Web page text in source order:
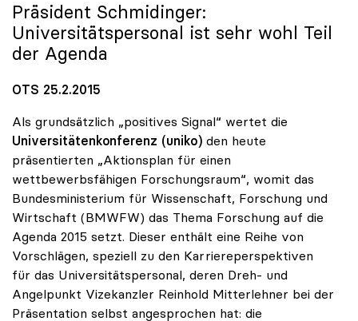
Präsident Schmidinger:
Universitätspersonal ist sehr wohl Teil
der Agenda
OTS 25.2.2015
Als grundsätzlich „positives Signal“ wertet die
Universitätenkonferenz (uniko) den heute
präsentierten „Aktionsplan für einen
wettbewerbsfähigen Forschungsraum“, womit das
Bundesministerium für Wissenschaft, Forschung und
Wirtschaft (BMWFW) das Thema Forschung auf die
Agenda 2015 setzt. Dieser enthält eine Reihe von
Vorschlägen, speziell zu den Karriereperspektiven
für das Universitätspersonal, deren Dreh- und
Angelpunkt Vizekanzler Reinhold Mitterlehner bei der
Präsentation selbst angesprochen hat: die